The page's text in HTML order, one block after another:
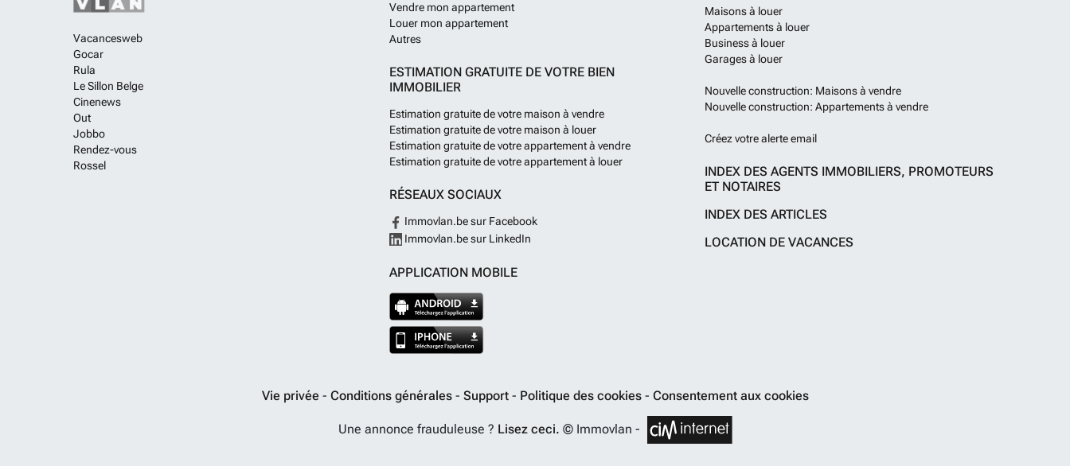
Vacancesweb
Gocar
Rula
Le Sillon Belge
Cinenews
Out
Jobbo
Rendez-vous
Rossel
Vendre mon appartement
Louer mon appartement
Autres
ESTIMATION GRATUITE DE VOTRE BIEN
IMMOBILIER
Estimation gratuite de votre maison à vendre
Estimation gratuite de votre maison à louer
Estimation gratuite de votre appartement à vendre
Estimation gratuite de votre appartement à louer
RÉSEAUX SOCIAUX
Immovlan.be sur Facebook
Immovlan.be sur LinkedIn
APPLICATION MOBILE
Maisons à louer
Appartements à louer
Business à louer
Garages à louer
Nouvelle construction: Maisons à vendre
Nouvelle construction: Appartements à vendre
Créez votre alerte email
INDEX DES AGENTS IMMOBILIERS, PROMOTEURS
ET NOTAIRES
INDEX DES ARTICLES
LOCATION DE VACANCES
Vie privée - Conditions générales - Support - Politique des cookies - Consentement aux cookies
Une annonce frauduleuse ? Lisez ceci. © Immovlan -